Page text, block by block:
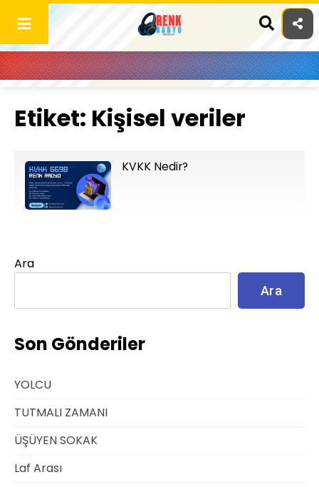
content
Etiket: Kişisel veriler
KVKK Nedir?
Ara
Ara
Son Gönderiler
YOLCU
TUTMALI ZAMANI
ÜŞÜYEN SOKAK
Laf Arası